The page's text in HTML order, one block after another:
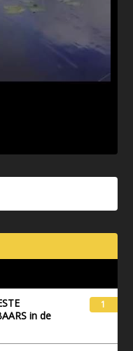
in de
1